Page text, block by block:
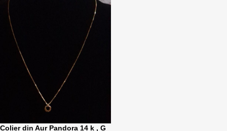
Colier din Aur Pandora 14 k , G